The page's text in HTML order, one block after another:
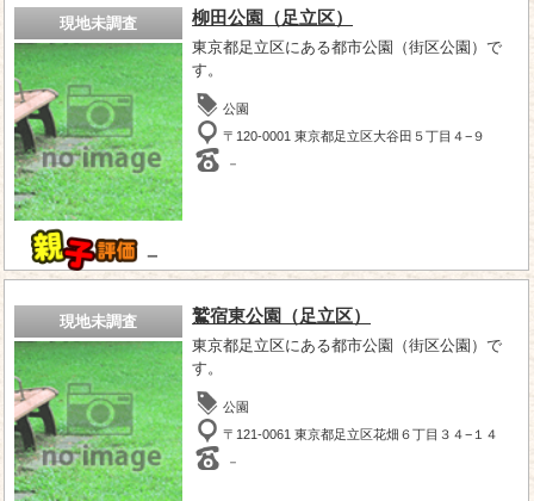
現地未調査
－
柳田公園（足立区）
東京都足立区にある都市公園（街区公園）で
す。
公園
〒120-0001 東京都足立区大谷田５丁目４−９
－
現地未調査 鷲宿東公園（足立区）
東京都足立区にある都市公園（街区公園）で
す。
公園
〒121-0061 東京都足立区花畑６丁目３４−１４
－